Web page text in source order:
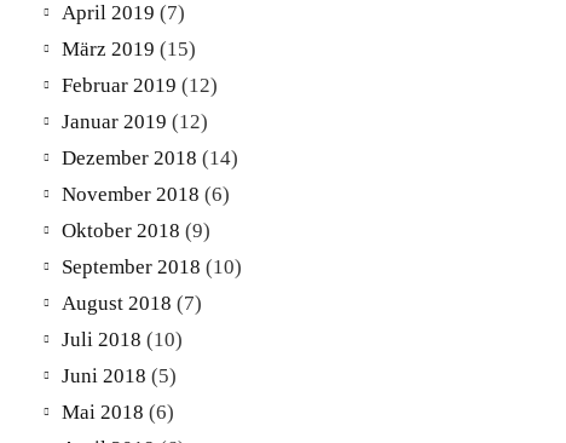
April 2019 (7)
März 2019 (15)
Februar 2019 (12)
Januar 2019 (12)
Dezember 2018 (14)
November 2018 (6)
Oktober 2018 (9)
September 2018 (10)
August 2018 (7)
Juli 2018 (10)
Juni 2018 (5)
Mai 2018 (6)